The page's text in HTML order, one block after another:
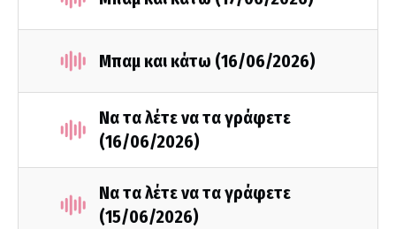
Μπαμ και κάτω (16/06/2026)
Να τα λέτε να τα γράφετε
(16/06/2026)
Να τα λέτε να τα γράφετε
(15/06/2026)